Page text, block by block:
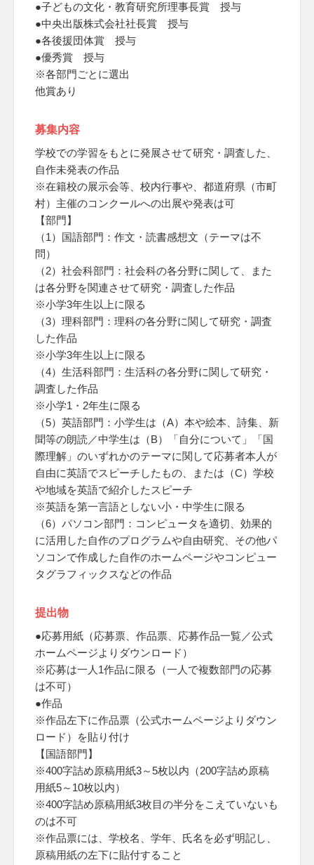
●子どもの文化・教育研究所理事長賞 授与
●中央出版株式会社社長賞 授与
●各後援団体賞 授与
●優秀賞 授与
※各部門ごとに選出
他賞あり
募集内容
学校での学習をもとに発展させて研究・調査した、
自作未発表の作品
※在籍校の展示会等、校内行事や、都道府県（市町
村）主催のコンクールへの出展や発表は可
【部門】
（1）国語部門：作文・読書感想文（テーマは不
問）
（2）社会科部門：社会科の各分野に関して、また
は各分野を関連させて研究・調査した作品
※小学3年生以上に限る
（3）理科部門：理科の各分野に関して研究・調査
した作品
※小学3年生以上に限る
（4）生活科部門：生活科の各分野に関して研究・
調査した作品
※小学1・2年生に限る
（5）英語部門：小学生は（A）本や絵本、詩集、新
聞等の朗読／中学生は（B）「自分について」「国
際理解」のいずれかのテーマに関して応募者本人が
自由に英語でスピーチしたもの、または（C）学校
や地域を英語で紹介したスピーチ
※英語を第一言語としない小・中学生に限る
（6）パソコン部門：コンピュータを適切、効果的
に活用した自作のプログラムや自由研究、その他パ
ソコンで作成した自作のホームページやコンピュー
タグラフィックスなどの作品
提出物
●応募用紙（応募票、作品票、応募作品一覧／公式
ホームページよりダウンロード）
※応募は一人1作品に限る（一人で複数部門の応募
は不可）
●作品
※作品左下に作品票（公式ホームページよりダウン
ロード）を貼り付け
【国語部門】
※400字詰め原稿用紙3～5枚以内（200字詰め原稿
用紙5～10枚以内）
※400字詰め原稿用紙3枚目の半分をこえていないも
のは不可
※作品票には、学校名、学年、氏名を必ず明記し、
原稿用紙の左下に貼付すること